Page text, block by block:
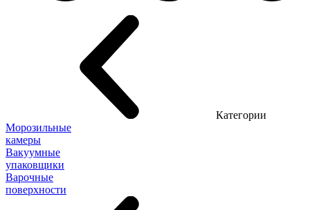
Категории
Морозильные
камеры
Вакуумные
упаковщики
Варочные
поверхности